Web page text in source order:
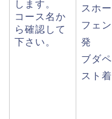
します。
コース名か
ら確認して
下さい。
スホー
フェン
発
ブダペ
スト着